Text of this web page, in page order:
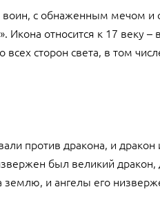
с обнаженным мечом и
относится к 17 веку –
сторон света, в том
против дракона, и дракон
был великий
и ангелы его